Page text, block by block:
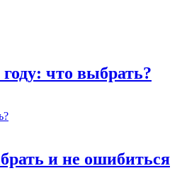
что выбрать?
и не ошибиться